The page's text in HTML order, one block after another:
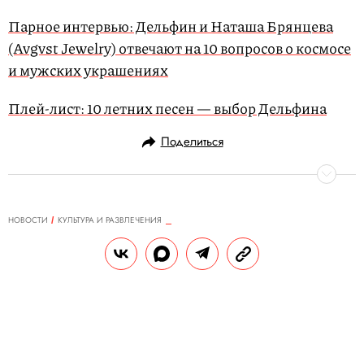
Парное интервью: Дельфин и Наташа Брянцева
(Avgvst Jewelry) отвечают на 10 вопросов о космосе
и мужских украшениях
Плей-лист: 10 летних песен — выбор Дельфина
Поделиться
НОВОСТИ
КУЛЬТУРА И РАЗВЛЕЧЕНИЯ
ОБНОВЛЕНО 14.02.2026, 20:35
Писатель Ричард Форд получит